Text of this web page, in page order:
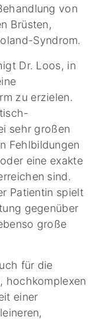
von
Brüsten,
Syndrom.
Dr. Loos, in
zu erzielen.
sehr großen
Fehlbildungen
eine exakte
sind.
Patientin spielt
gegenüber
große
für die
hochkomplexen
einer